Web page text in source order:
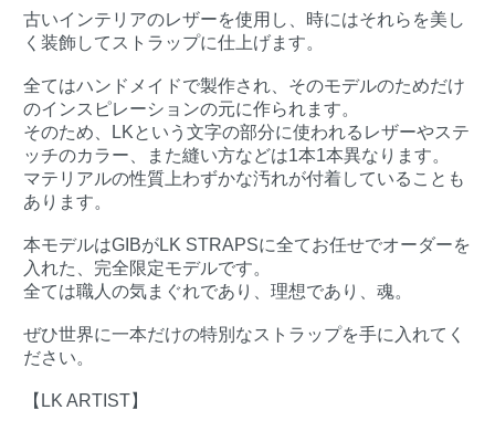
古いインテリアのレザーを使用し、時にはそれらを美し
く装飾してストラップに仕上げます。
全てはハンドメイドで製作され、そのモデルのためだけ
のインスピレーションの元に作られます。
そのため、LKという文字の部分に使われるレザーやステ
ッチのカラー、また縫い方などは1本1本異なります。
マテリアルの性質上わずかな汚れが付着していることも
あります。
本モデルはGIBがLK STRAPSに全てお任せでオーダーを
入れた、完全限定モデルです。
全ては職人の気まぐれであり、理想であり、魂。
ぜひ世界に一本だけの特別なストラップを手に入れてく
ださい。
【LK ARTIST】